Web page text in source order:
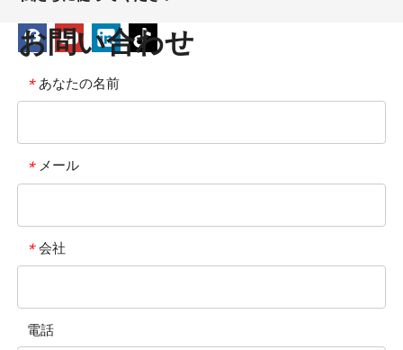
お問い合わせ
* あなたの名前
* メール
* 会社
電話